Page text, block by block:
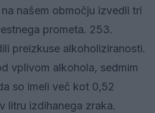
našem območju izvedli tri
prometa. 253.
preizkuse alkoholiziranosti.
vplivom alkohola, sedmim
so imeli več kot 0,52
litru izdihanega zraka.